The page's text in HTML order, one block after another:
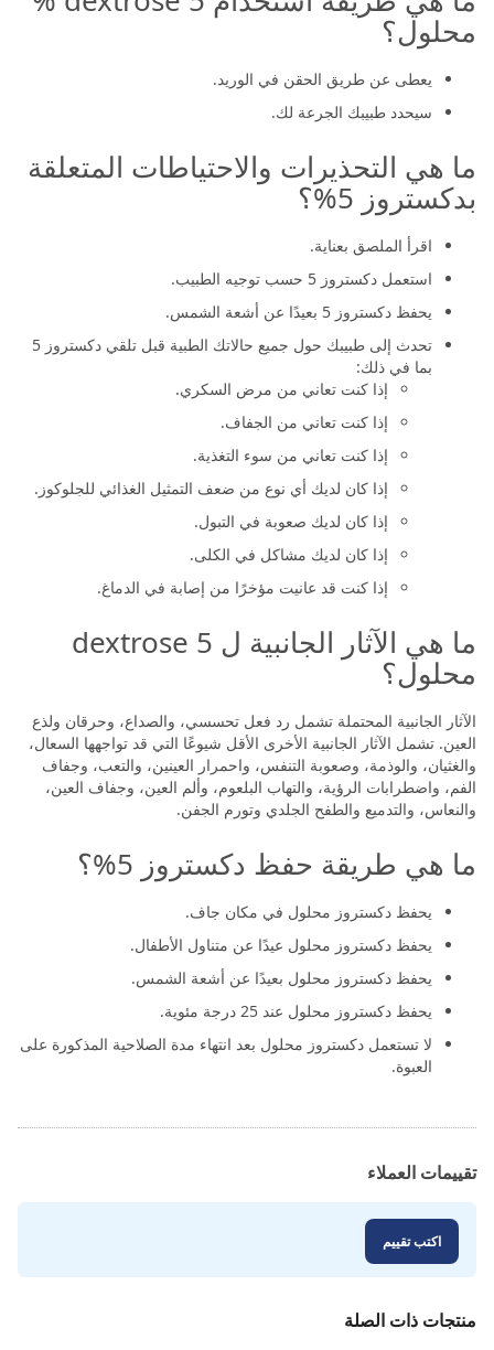
محلول؟
يعطى عن طريق الحقن في الوريد.
سيحدد طبيبك الجرعة لك.
ما هي التحذيرات والاحتياطات المتعلقة
بدكستروز 5%؟
اقرأ الملصق بعناية.
استعمل دكستروز 5 حسب توجيه الطبيب.
يحفظ دكستروز 5 بعيدًا عن أشعة الشمس.
تحدث إلى طبيبك حول جميع حالاتك الطبية قبل تلقي دكستروز 5
بما في ذلك:
إذا كنت تعاني من مرض السكري.
إذا كنت تعاني من الجفاف.
إذا كنت تعاني من سوء التغذية.
إذا كان لديك أي نوع من ضعف التمثيل الغذائي للجلوكوز.
إذا كان لديك صعوبة في التبول.
إذا كان لديك مشاكل في الكلى.
إذا كنت قد عانيت مؤخرًا من إصابة في الدماغ.
ما هي الآثار الجانبية ل dextrose 5
محلول؟
الآثار الجانبية المحتملة تشمل رد فعل تحسسي، والصداع، وحرقان ولذع
العين. تشمل الآثار الجانبية الأخرى الأقل شيوعًا التي قد تواجهها السعال،
والغثيان، والوذمة، وصعوبة التنفس، واحمرار العينين، والتعب، وجفاف
الفم، واضطرابات الرؤية، والتهاب البلعوم، وألم العين، وجفاف العين،
والنعاس، والتدميع والطفح الجلدي وتورم الجفن.
ما هي طريقة حفظ دكستروز 5%؟
يحفظ دكستروز محلول في مكان جاف.
يحفظ دكستروز محلول عيدًا عن متناول الأطفال.
يحفظ دكستروز محلول بعيدًا عن أشعة الشمس.
يحفظ دكستروز محلول عند 25 درجة مئوية.
لا تستعمل دكستروز محلول بعد انتهاء مدة الصلاحية المذكورة على
العبوة.
تقييمات العملاء
اكتب تقييم
منتجات ذات الصلة